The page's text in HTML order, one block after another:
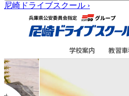
尼崎ドライブスクール ›